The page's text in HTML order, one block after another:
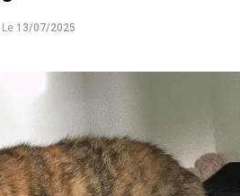
développent des cancers
il est crucial d’identifier
la susceptibilité. Par exemple,
races sont plus susceptibles
de cancer, offrant ainsi des
génétique.
Le 13/07/2025